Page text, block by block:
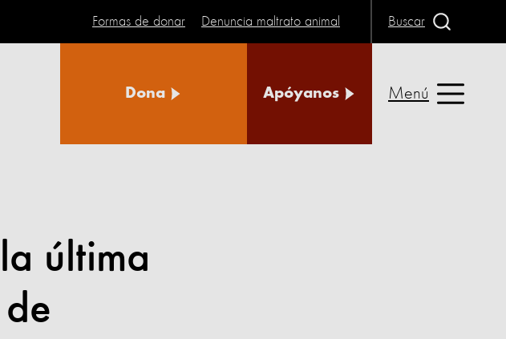
Formas de donar Denuncia maltrato animal Buscar
Dona Apóyanos Menú
última